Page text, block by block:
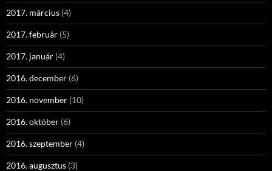
2017. március (4)
2017. február (5)
2017. január (4)
2016. december (6)
2016. november (10)
2016. október (6)
2016. szeptember (4)
2016. augusztus (3)